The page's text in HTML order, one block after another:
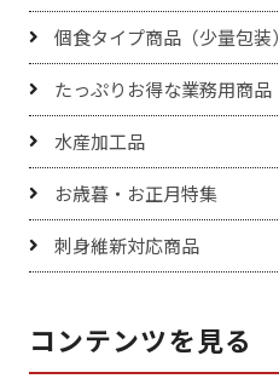
個食タイプ商品（少量包装）
たっぷりお得な業務用商品
水産加工品
お歳暮・お正月特集
刺身維新対応商品
コンテンツを見る